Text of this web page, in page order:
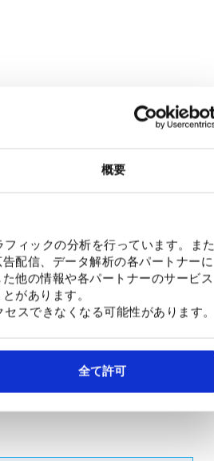
概要
ィックの分析を行っています。また
配信、データ解析の各パートナーに
他の情報や各パートナーのサービス
があります。
スできなくなる可能性があります。
全て許可
途上国へ送る支援は行いません